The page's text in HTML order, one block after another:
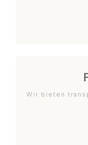
Wir bieten